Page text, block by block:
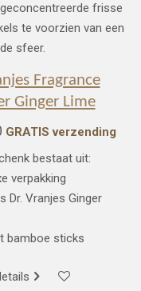
frisse
te voorzien van een
sfeer.
Fragrance
Ginger Lime
GRATIS verzending
bestaat uit:
verpakking
Dr. Vranjes Ginger
bamboe sticks